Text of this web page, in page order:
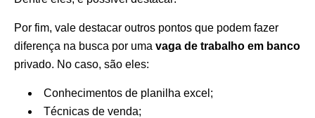
Por fim, vale destacar outros pontos que podem fazer
diferença na busca por uma vaga de trabalho em banco
privado. No caso, são eles:
Conhecimentos de planilha excel;
Técnicas de venda;